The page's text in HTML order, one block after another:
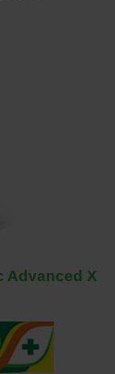
Advanced X